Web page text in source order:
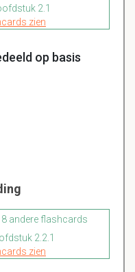
2.1
zien
op basis
8 andere flashcards
2.2.1
zien